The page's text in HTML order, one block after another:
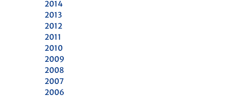
2014
2013
2012
2011
2010
2009
2008
2007
2006